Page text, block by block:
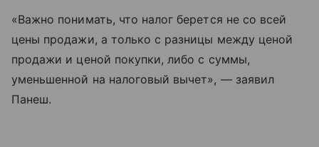
«Важно понимать, что налог берется не со всей
цены продажи, а только с разницы между ценой
продажи и ценой покупки, либо с суммы,
уменьшенной на налоговый вычет», — заявил
Панеш.